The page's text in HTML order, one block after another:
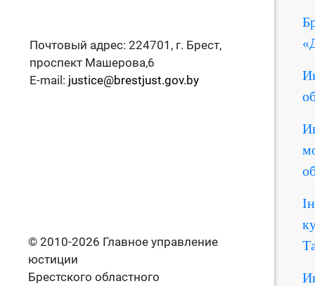
Почтовый адрес: 224701, г. Брест,
проспект Машерова,6
E-mail: justice@brestjust.gov.by
© 2010-2026 Главное управление
юстиции
Брестского областного